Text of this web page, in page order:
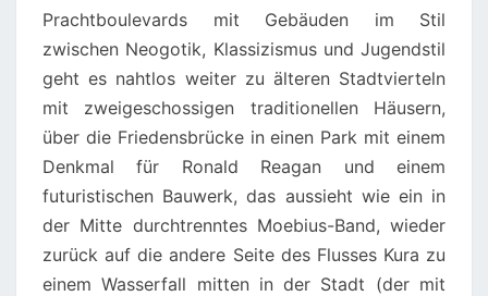
Prachtboulevards mit Gebäuden im Stil
zwischen Neogotik, Klassizismus und Jugendstil
geht es nahtlos weiter zu älteren Stadtvierteln
mit zweigeschossigen traditionellen Häusern,
über die Friedensbrücke in einen Park mit einem
Denkmal für Ronald Reagan und einem
futuristischen Bauwerk, das aussieht wie ein in
der Mitte durchtrenntes Moebius-Band, wieder
zurück auf die andere Seite des Flusses Kura zu
einem Wasserfall mitten in der Stadt (der mit